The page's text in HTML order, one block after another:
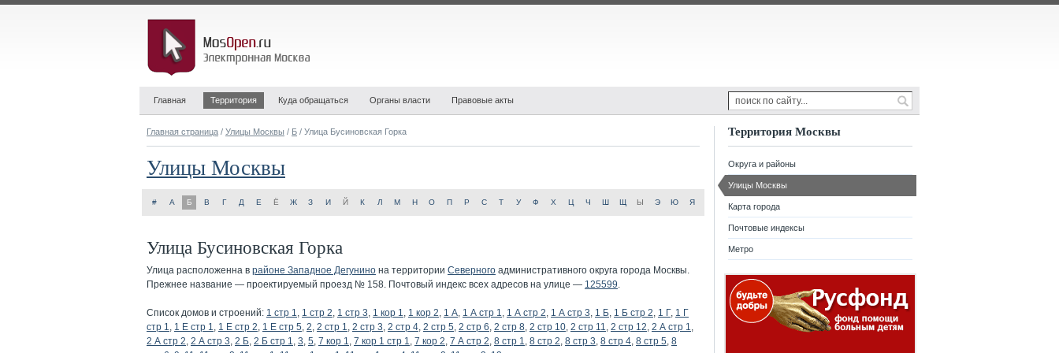
Главная Территория Куда обращаться Органы власти Правовые акты
Главная страница / Улицы Москвы / Б / Улица Бусиновская Горка
Улицы Москвы
# А Б В Г Д Е Ё Ж З И Й К Л М Н О П Р С Т У Ф Х Ц Ч Ш Щ Ы Э Ю Я
Улица Бусиновская Горка
Улица расположенна в районе Западное Дегунино на территории Северного административного округа города Москвы.
Прежнее название — проектируемый проезд № 158. Почтовый индекс всех адресов на улице — 125599.
Список домов и строений: 1 стр 1, 1 стр 2, 1 стр 3, 1 кор 1, 1 кор 2, 1 А, 1 А стр 1, 1 А стр 2, 1 А стр 3, 1 Б, 1 Б стр 2, 1 Г, 1 Г
стр 1, 1 Е стр 1, 1 Е стр 2, 1 Е стр 5, 2, 2 стр 1, 2 стр 3, 2 стр 4, 2 стр 5, 2 стр 6, 2 стр 8, 2 стр 10, 2 стр 11, 2 стр 12, 2 А стр 1,
2 А стр 2, 2 А стр 3, 2 Б, 2 Б стр 1, 3, 5, 7 кор 1, 7 кор 1 стр 1, 7 кор 2, 7 А стр 2, 8 стр 1, 8 стр 2, 8 стр 3, 8 стр 4, 8 стр 5, 8
Территория Москвы
Округа и районы
Улицы Москвы
Карта города
Почтовые индексы
Метро